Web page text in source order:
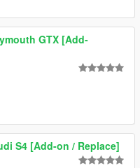
GTX [Add-
S4 [Add-on / Replace]